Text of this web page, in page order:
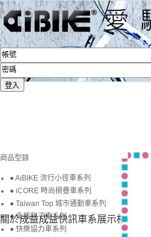
關於成益成益快訊車系展示相簿賞圖
商品型錄
● AiBIKE 流行小徑車系列
● iCORE 時尚摺疊車系列
● Taiwan Top 城市通勤車系列
● 幸福親子車系列
● 快樂協力車系列